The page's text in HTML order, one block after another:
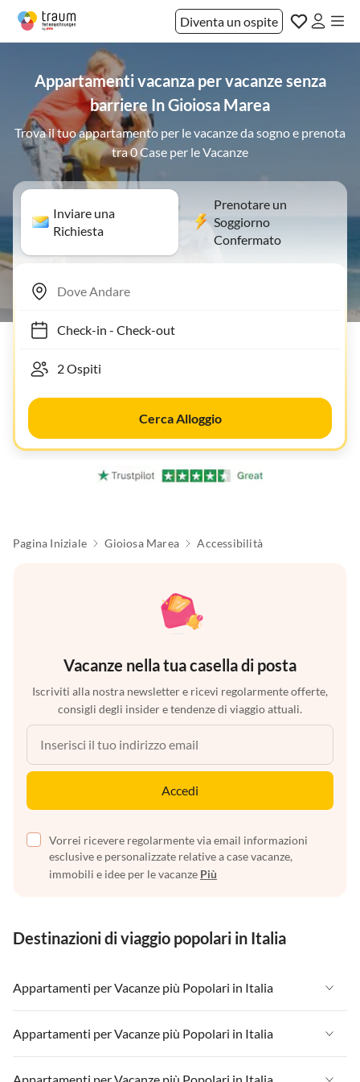
Diventa un ospite
Appartamenti vacanza per vacanze senza
barriere In Gioiosa Marea
Trova il tuo appartamento per le vacanze da sogno e prenota
tra 0 Case per le Vacanze
Inviare una
Richiesta
Prenotare un
Soggiorno
Confermato
Check-in- Check-out
Cerca Alloggio
Pagina Iniziale Gioiosa Marea Accessibilità
Vacanze nella tua casella di posta
Iscriviti alla nostra newsletter e ricevi regolarmente offerte,
consigli degli insider e tendenze di viaggio attuali.
Accedi
Vorrei ricevere regolarmente via email informazioni
esclusive e personalizzate relative a case vacanze,
immobili e idee per le vacanze Più
Destinazioni di viaggio popolari in Italia
Appartamenti per Vacanze più Popolari in Italia
Appartamenti per Vacanze in Italia
Appartamenti per Vacanze in Liguria
Appartamenti per Vacanze più Popolari in Italia
Appartamenti per Vacanze in Italia